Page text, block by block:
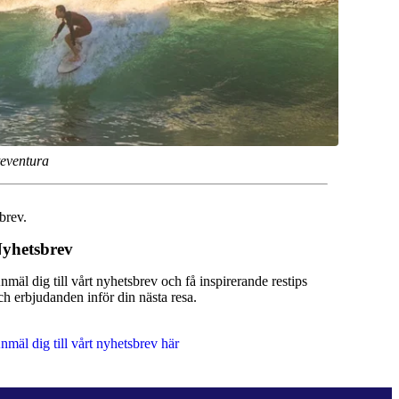
dig till vårt nyhetsbrev och få inspirerande restips
erbjudanden inför din nästa resa.
dig till vårt nyhetsbrev här